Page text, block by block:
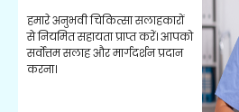
हमारे अनुभवी चिकित्सा सलाहकारों
से नियमित सहायता प्राप्त करें। आपको
सर्वोत्तम सलाह और मार्गदर्शन प्रदान
करना।